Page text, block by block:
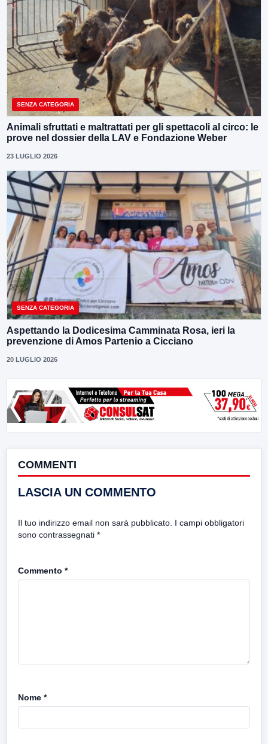
SENZA CATEGORIA
Animali sfruttati e maltrattati per gli spettacoli al circo: le
prove nel dossier della LAV e Fondazione Weber
23 LUGLIO 2026
SENZA CATEGORIA
Aspettando la Dodicesima Camminata Rosa, ieri la
prevenzione di Amos Partenio a Cicciano
20 LUGLIO 2026
COMMENTI
LASCIA UN COMMENTO
Il tuo indirizzo email non sarà pubblicato. I campi obbligatori
sono contrassegnati *
Commento *
Nome *